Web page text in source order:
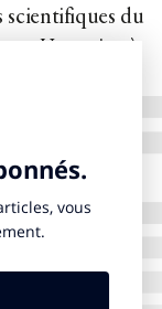
scientifiques du
Une usine à